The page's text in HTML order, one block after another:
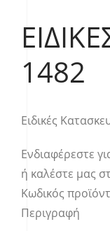
1482
Ειδικές
Ενδιαφέρεστε
ή καλέστε μας
Κωδικός
Περιγραφή